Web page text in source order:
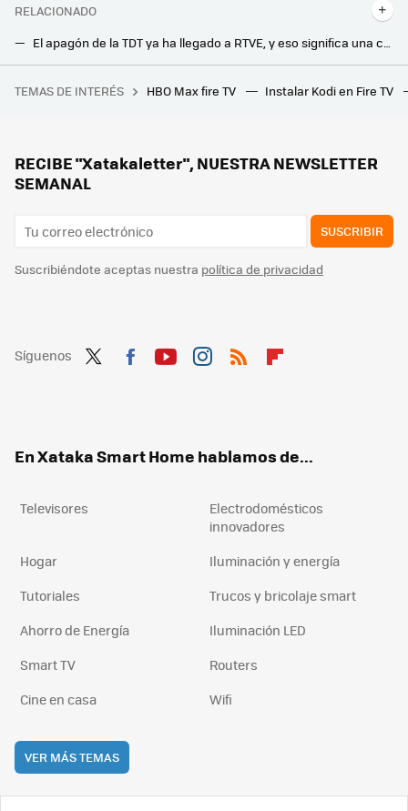
RELACIONADO
El apagón de la TDT ya ha llegado a RTVE, y eso significa una cosa: mucha más calidad de imagen en La 1 y otros canales HD
RTVE se adelanta al apagón de la TDT. Ya no puedes ver los canales en SD y a la vez ha estrenado La1 UHD para todos
Cuatro árboles bonitos y resistentes que soportan bien la sequía
TEMAS DE INTERÉS HBO Max fire TV Instalar Kodi en Fire TV
RECIBE "Xatakaletter", NUESTRA NEWSLETTER
SEMANAL
SUSCRIBIR
Suscribiéndote aceptas nuestra política de privacidad
Síguenos
En Xataka Smart Home hablamos de...
Televisores
Electrodomésticos
innovadores
Hogar
Iluminación y energía
Tutoriales
Trucos y bricolaje smart
Ahorro de Energía
Iluminación LED
Smart TV
Routers
Cine en casa
Wifi
VER MÁS TEMAS